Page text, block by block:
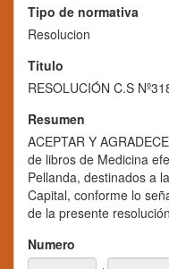
Tipo de normativa
Resolucion
Titulo
RESOLUCIÓN C.S
Resumen
ACEPTAR Y
de libros de Medicina
Pellanda, destinados a
Capital, conforme lo
de la presente
Numero